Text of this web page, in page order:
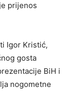
prijenos
Igor Kristić,
gosta
BiH i
nogometne